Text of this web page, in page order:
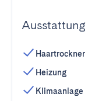
Ausstattung
Haartrockner
Heizung
Klimaanlage